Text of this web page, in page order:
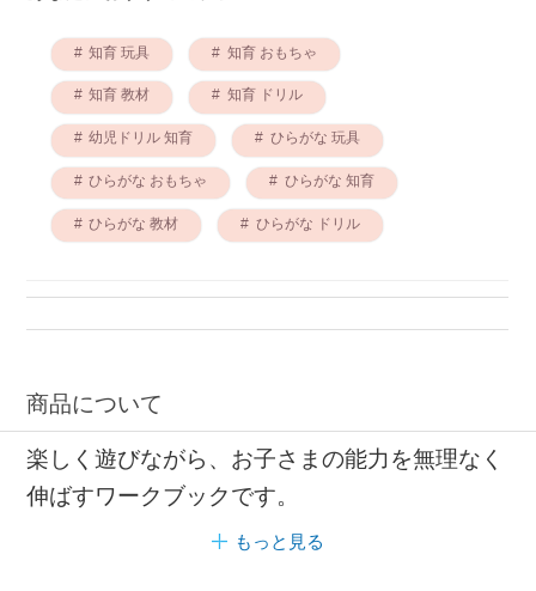
知育 玩具 知育 おもちゃ
知育 教材 知育 ドリル
幼児ドリル 知育 ひらがな 玩具
ひらがな おもちゃ ひらがな 知育
ひらがな 教材 ひらがな ドリル
商品について
楽しく遊びながら、お子さまの能力を無理なく
伸ばすワークブックです。
もっと見る